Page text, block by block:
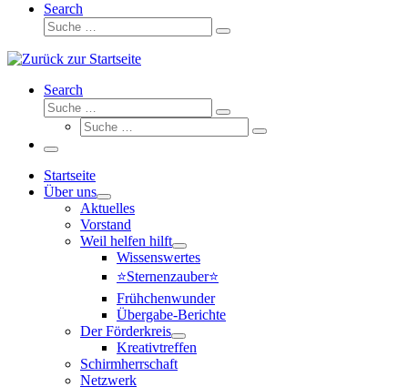
Search
Suche
Suche
Search
Suche
Suche
Suche
Suche
Menü
Startseite
Über uns
Aktuelles
Vorstand
Weil helfen hilft
Wissenswertes
⭐Sternenzauber⭐
Frühchenwunder
Übergabe-Berichte
Der Förderkreis
Kreativtreffen
Schirmherrschaft
Netzwerk